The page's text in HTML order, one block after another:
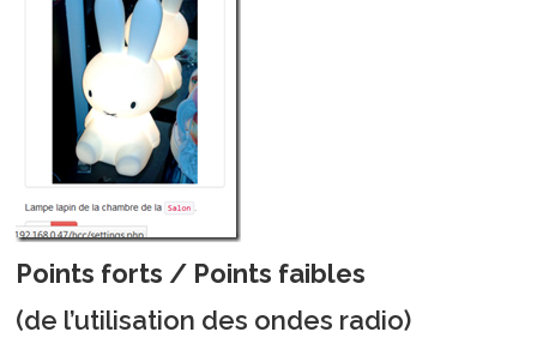
Points forts / Points faibles
(de l’utilisation des ondes radio)